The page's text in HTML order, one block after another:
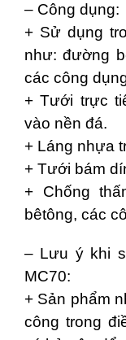
– Công dụng:
+ Sử dụng
như: đường
các công
+ Tưới trực
vào nền đá.
+ Láng nhựa
+ Tưới bám
+ Chống
bêtông, các
– Lưu ý khi
MC70:
+ Sản phẩm
công trong